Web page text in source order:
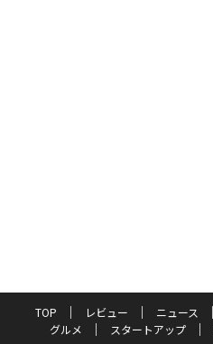
TOP レビュー ニュース
グルメ
スタートアップ